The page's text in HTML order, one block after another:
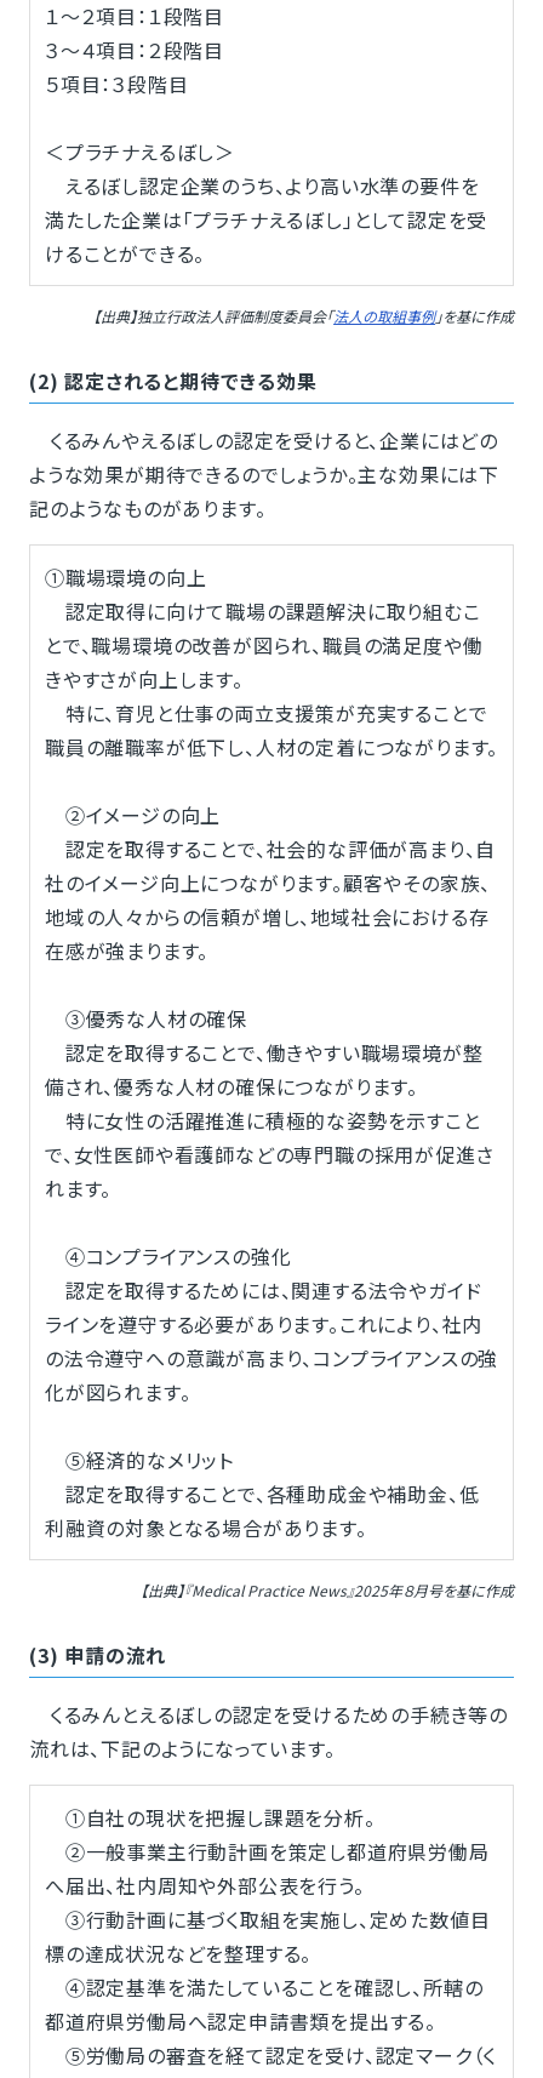
１～２項目：１段階目
３～４項目：２段階目
５項目：３段階目
＜プラチナえるぼし＞
えるぼし認定企業のうち、より高い水準の要件を
満たした企業は「プラチナえるぼし」として認定を受
けることができる。
【出典】独立行政法人評価制度委員会「法人の取組事例」を基に作成
(2) 認定されると期待できる効果
くるみんやえるぼしの認定を受けると、企業にはどの
ような効果が期待できるのでしょうか。主な効果には下
記のようなものがあります。
①職場環境の向上
認定取得に向けて職場の課題解決に取り組むこ
とで、職場環境の改善が図られ、職員の満足度や働
きやすさが向上します。
特に、育児と仕事の両立支援策が充実することで
職員の離職率が低下し、人材の定着につながります。
②イメージの向上
認定を取得することで、社会的な評価が高まり、自
社のイメージ向上につながります。顧客やその家族、
地域の人々からの信頼が増し、地域社会における存
在感が強まります。
③優秀な人材の確保
認定を取得することで、働きやすい職場環境が整
備され、優秀な人材の確保につながります。
特に女性の活躍推進に積極的な姿勢を示すこと
で、女性医師や看護師などの専門職の採用が促進さ
れます。
④コンプライアンスの強化
認定を取得するためには、関連する法令やガイド
ラインを遵守する必要があります。これにより、社内
の法令遵守への意識が高まり、コンプライアンスの強
化が図られます。
⑤経済的なメリット
認定を取得することで、各種助成金や補助金、低
利融資の対象となる場合があります。
【出典】『Medical Practice News』2025年８月号を基に作成
(3) 申請の流れ
くるみんとえるぼしの認定を受けるための手続き等の
流れは、下記のようになっています。
①自社の現状を把握し課題を分析。
②一般事業主行動計画を策定し都道府県労働局
へ届出、社内周知や外部公表を行う。
③行動計画に基づく取組を実施し、定めた数値目
標の達成状況などを整理する。
④認定基準を満たしていることを確認し、所轄の
都道府県労働局へ認定申請書類を提出する。
⑤労働局の審査を経て認定を受け、認定マーク（く